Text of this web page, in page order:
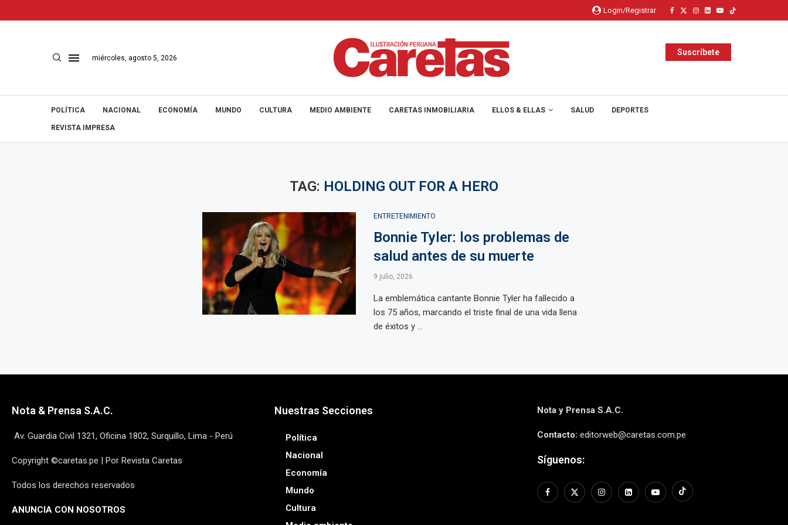
Login/Registrar
miércoles, agosto 5, 2026
Suscríbete
POLÍTICA NACIONAL ECONOMÍA MUNDO CULTURA MEDIO AMBIENTE CARETAS INMOBILIARIA ELLOS & ELLAS SALUD DEPORTES
REVISTA IMPRESA
TAG: HOLDING OUT FOR A HERO
ENTRETENIMIENTO
Bonnie Tyler: los problemas de
salud antes de su muerte
9 julio, 2026
La emblemática cantante Bonnie Tyler ha fallecido a
los 75 años, marcando el triste final de una vida llena
de éxitos y ...
Nota & Prensa S.A.C.
Av. Guardia Civil 1321, Oficina 1802, Surquillo, Lima - Perú
Copyright ©caretas.pe | Por Revista Caretas
Todos los derechos reservados
ANUNCIA CON NOSOTROS
Nuestras Secciones
Política
Nacional
Economía
Mundo
Cultura
Nota y Prensa S.A.C.
Contacto: editorweb@caretas.com.pe
Síguenos: